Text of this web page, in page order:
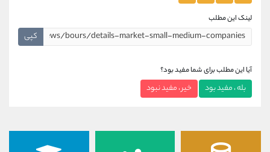
لینک این مطلب
کپی
آیا این مطلب برای شما مفید بود؟
بله ، مفید بود خیر ، مفید نبود